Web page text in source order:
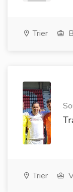
Trier
Trier